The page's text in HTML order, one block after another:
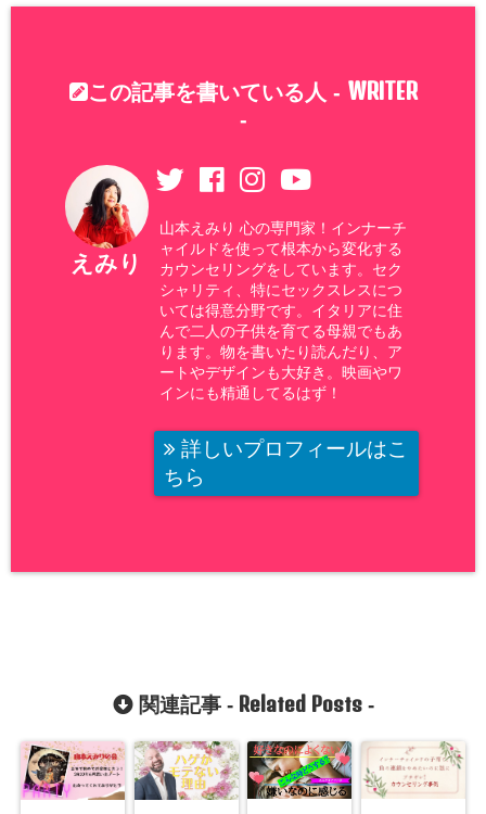
この記事を書いている人 - WRITER
-
えみり
山本えみり 心の専門家！インナーチ
ャイルドを使って根本から変化する
カウンセリングをしています。セク
シャリティ、特にセックスレスにつ
いては得意分野です。イタリアに住
んで二人の子供を育てる母親でもあ
ります。物を書いたり読んだり、ア
ートやデザインも大好き。映画やワ
インにも精通してるはず！
詳しいプロフィールはこ
ちら
関連記事 - Related Posts-